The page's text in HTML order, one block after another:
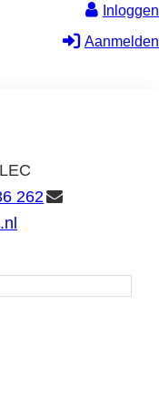
Inloggen
Aanmelden
262